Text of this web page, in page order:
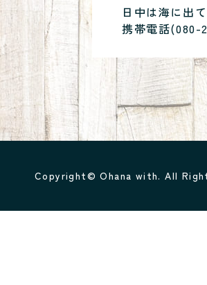
日中は海に出
携帯電話(080-
Copyright© Ohana with. All